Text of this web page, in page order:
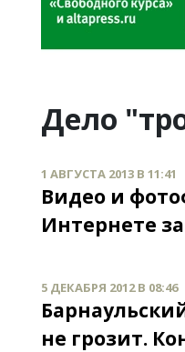
Дело
1 АВГУСТА 2013 В 11:41
Видео и
Интернете
5 ДЕКАБРЯ 2012 В 08:46
не грозит.